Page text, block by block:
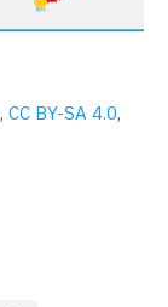
, CC BY-SA 4.0,